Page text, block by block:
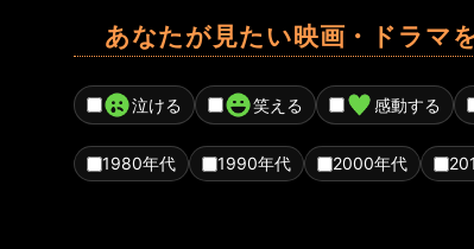
あなたが見たい映画・ドラマ
泣ける 笑える 感動する
1980年代 1990年代 2000年代